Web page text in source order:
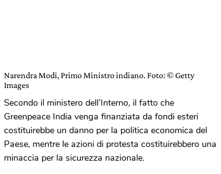
Narendra Modi, Primo Ministro indiano. Foto: © Getty
Images
Secondo il ministero dell’Interno, il fatto che
Greenpeace India venga finanziata da fondi esteri
costituirebbe un danno per la politica economica del
Paese, mentre le azioni di protesta costituirebbero una
minaccia per la sicurezza nazionale.